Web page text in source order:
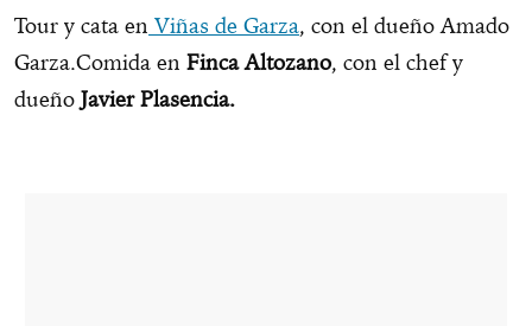
Tour y cata en Viñas de Garza, con el dueño Amado
Garza.Comida en Finca Altozano, con el chef y
dueño Javier Plasencia.